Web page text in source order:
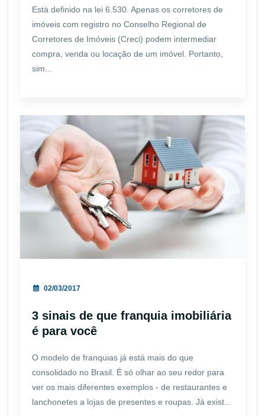
Está definido na lei 6.530. Apenas os corretores de
imóveis com registro no Conselho Regional de
Corretores de Imóveis (Creci) podem intermediar
compra, venda ou locação de um imóvel. Portanto,
sim...
02/03/2017
3 sinais de que franquia imobiliária
é para você
O modelo de franquias já está mais do que
consolidado no Brasil. É só olhar ao seu redor para
ver os mais diferentes exemplos - de restaurantes e
lanchonetes a lojas de presentes e roupas. Já exist...